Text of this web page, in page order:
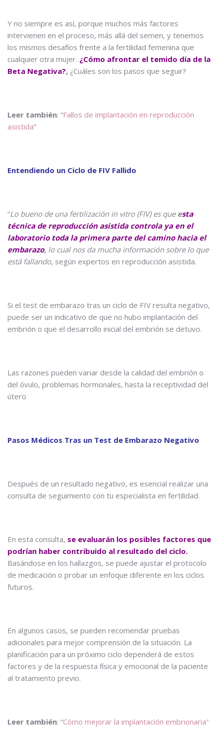
Y no siempre es así, porque muchos más factores
intervienen en el proceso, más allá del semen, y tenemos
los mismos desafíos frente a la fertilidad femenina que
cualquier otra mujer. ¿Cómo afrontar el temido día de la
Beta Negativa?, ¿Cuáles son los pasos que seguir?
Leer también: “Fallos de implantación en reproducción
asistida”
Entendiendo un Ciclo de FIV Fallido
“Lo bueno de una fertilización in vitro(FIV) es que esta
técnica de reproducción asistida controla ya en el
laboratorio toda la primera parte del camino hacia el
embarazo, lo cual nos da mucha información sobre lo que
está fallando, según expertos en reproducción asistida.
Si el test de embarazo tras un ciclo de FIV resulta negativo,
puede ser un indicativo de que no hubo implantación del
embrión o que el desarrollo inicial del embrión se detuvo.
Las razones pueden variar desde la calidad del embrión o
del óvulo, problemas hormonales, hasta la receptividad del
útero
Pasos Médicos Tras un Test de Embarazo Negativo
Después de un resultado negativo, es esencial realizar una
consulta de seguimiento con tu especialista en fertilidad.
En esta consulta, se evaluarán los posibles factores que
podrían haber contribuido al resultado del ciclo.
Basándose en los hallazgos, se puede ajustar el protocolo
de medicación o probar un enfoque diferente en los ciclos
futuros.
En algunos casos, se pueden recomendar pruebas
adicionales para mejor comprensión de la situación. La
planificación para un próximo ciclo dependerá de estos
factores y de la respuesta física y emocional de la paciente
al tratamiento previo.
Leer también: “Cómo mejorar la implantación embrionaria”